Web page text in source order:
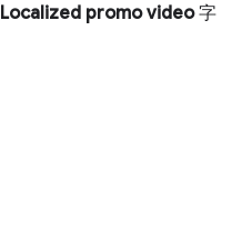
Localized promo video字